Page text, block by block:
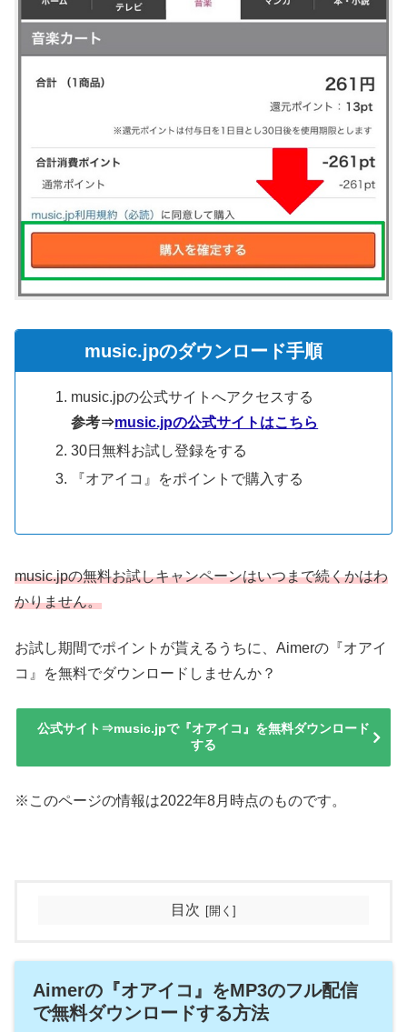
music.jpのダウンロード手順
music.jpの公式サイトへアクセスする
参考⇒music.jpの公式サイトはこちら
30日無料お試し登録をする
『オアイコ』をポイントで購入する
music.jpの無料お試しキャンペーンはいつまで続くかはわ
かりません。
お試し期間でポイントが貰えるうちに、Aimerの『オアイ
コ』を無料でダウンロードしませんか？
公式サイト⇒music.jpで『オアイコ』を無料ダウンロード
する
※このページの情報は2022年8月時点のものです。
目次
Aimerの『オアイコ』をMP3のフル配信
で無料ダウンロードする方法